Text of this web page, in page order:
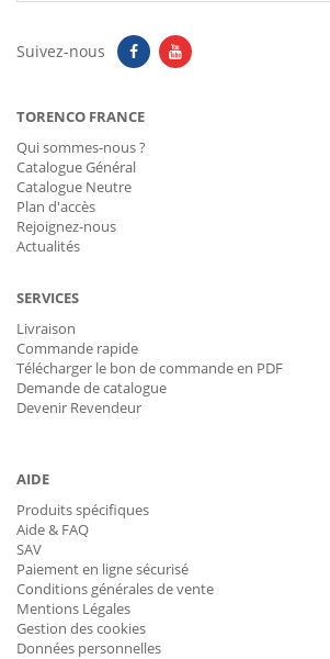
Suivez-nous
TORENCO FRANCE
Qui sommes-nous ?
Catalogue Général
Catalogue Neutre
Plan d'accès
Rejoignez-nous
Actualités
SERVICES
Livraison
Commande rapide
Télécharger le bon de commande en PDF
Demande de catalogue
Devenir Revendeur
AIDE
Produits spécifiques
Aide & FAQ
SAV
Paiement en ligne sécurisé
Conditions générales de vente
Mentions Légales
Gestion des cookies
Données personnelles